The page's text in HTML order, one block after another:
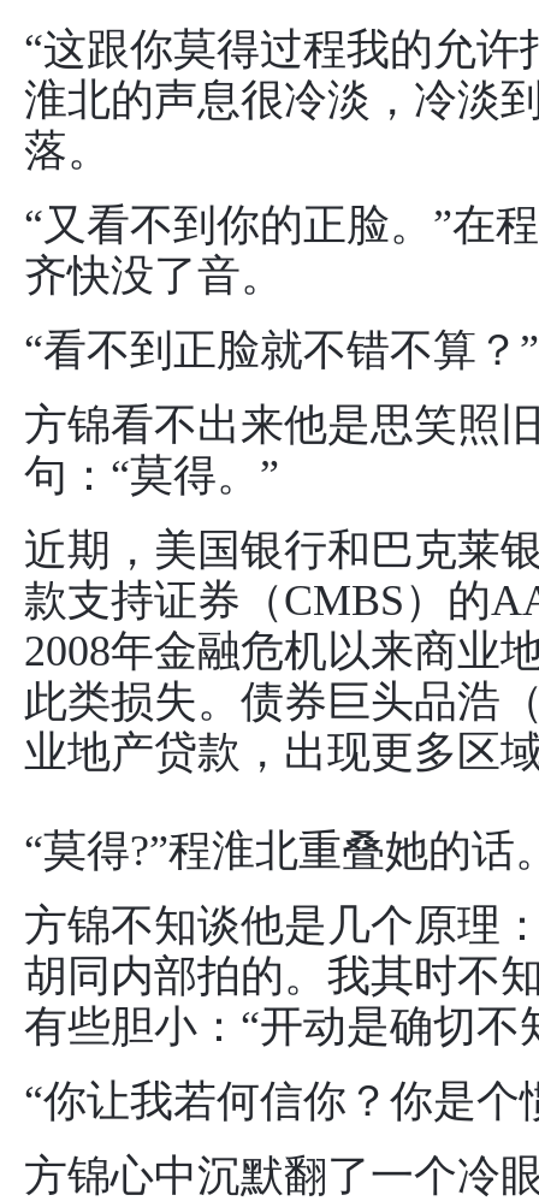
“这跟你莫得过程我的允
淮北的声息很冷淡，冷淡
落。
“又看不到你的正脸。”在
齐快没了音。
“看不到正脸就不错不算
方锦看不出来他是思笑照
句：“莫得。”
近期，美国银行和巴克莱
款支持证券（CMBS）的
2008年金融危机以来商业
此类损失。债券巨头品浩
业地产贷款，出现更多区
“莫得?”程淮北重叠她的话
方锦不知谈他是几个原理
胡同内部拍的。我其时不
有些胆小：“开动是确切
“你让我若何信你？你是个
方锦心中沉默翻了一个冷